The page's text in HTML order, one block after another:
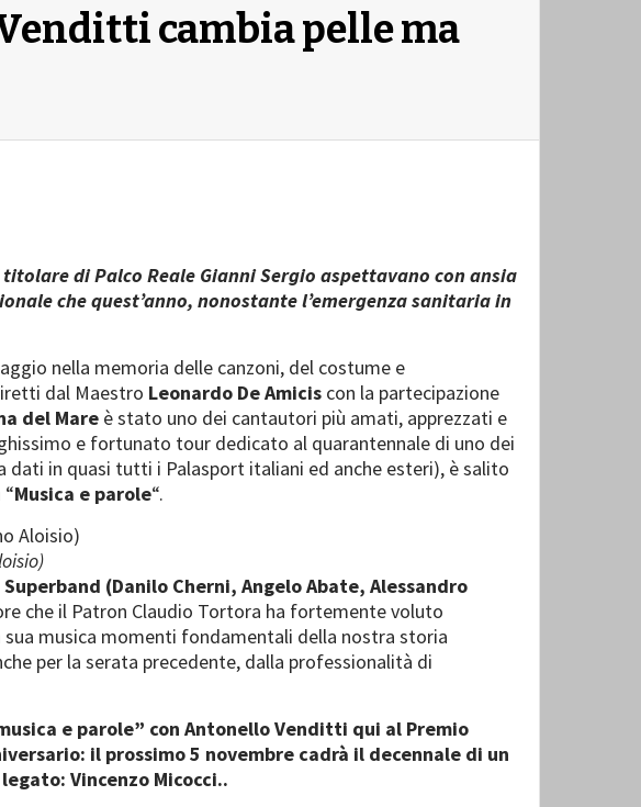
cambia pelle ma
di Palco Reale Gianni Sergio aspettavano con ansia
che quest’anno, nonostante l’emergenza sanitaria in
nella memoria delle canzoni, del costume e
dal Maestro Leonardo De Amicis con la partecipazione
del Mare è stato uno dei cantautori più amati, apprezzati e
e fortunato tour dedicato al quarantennale di uno dei
dati in quasi tutti i Palasport italiani ed anche esteri), è salito
Musica e parole“.
Superband (Danilo Cherni, Angelo Abate, Alessandro
che il Patron Claudio Tortora ha fortemente voluto
musica momenti fondamentali della nostra storia
per la serata precedente, dalla professionalità di
e parole” con Antonello Venditti qui al Premio
il prossimo 5 novembre cadrà il decennale di un
Vincenzo Micocci..